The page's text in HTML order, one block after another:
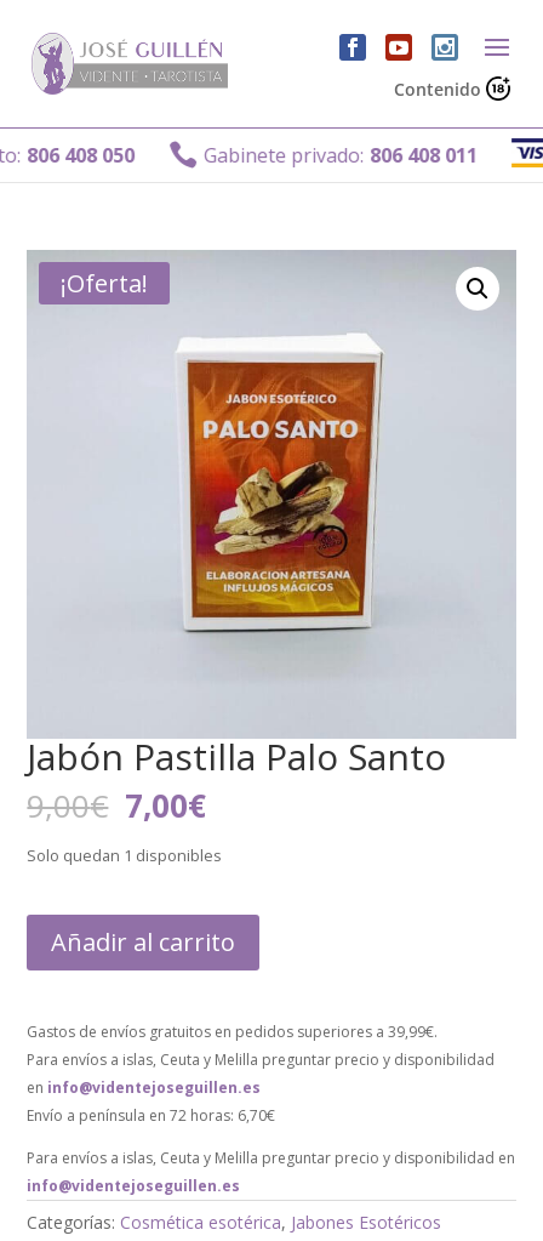
Contenido
408 050  Gabinete privado: 806 408 011
¡Oferta!
Jabón Pastilla Palo Santo
9,00€ El
precio
original
9,00€.
7,00€El
actual
7,00€.
Solo quedan 1 disponibles
Añadir al carrito
Gastos de envíos gratuitos en pedidos superiores a 39,99€.
Para envíos a islas, Ceuta y Melilla preguntar precio y disponibilidad
en info@videntejoseguillen.es
Envío a península en 72 horas: 6,70€
Para envíos a islas, Ceuta y Melilla preguntar precio y disponibilidad en
info@videntejoseguillen.es
Categorías: Cosmética esotérica, Jabones Esotéricos